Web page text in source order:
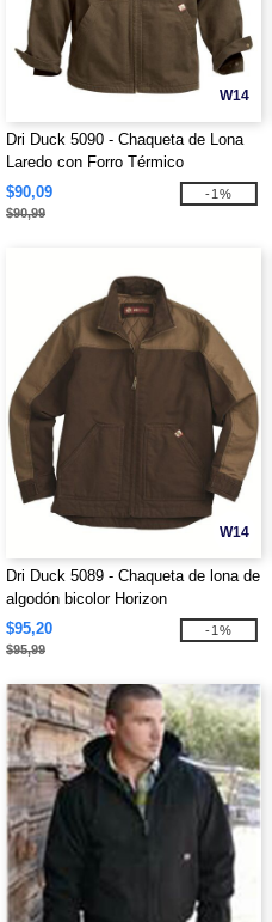
W14
Dri Duck 5090 - Chaqueta de Lona
Laredo con Forro Térmico
$90,09
$90,99
-1%
W14
Dri Duck 5089 - Chaqueta de lona de
algodón bicolor Horizon
$95,20
$95,99
-1%